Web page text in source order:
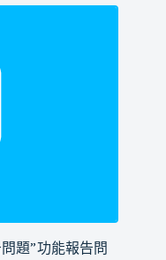
題”功能報告問